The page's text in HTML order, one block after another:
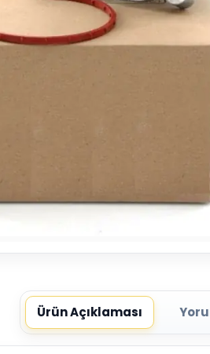
Ürün Açıklaması